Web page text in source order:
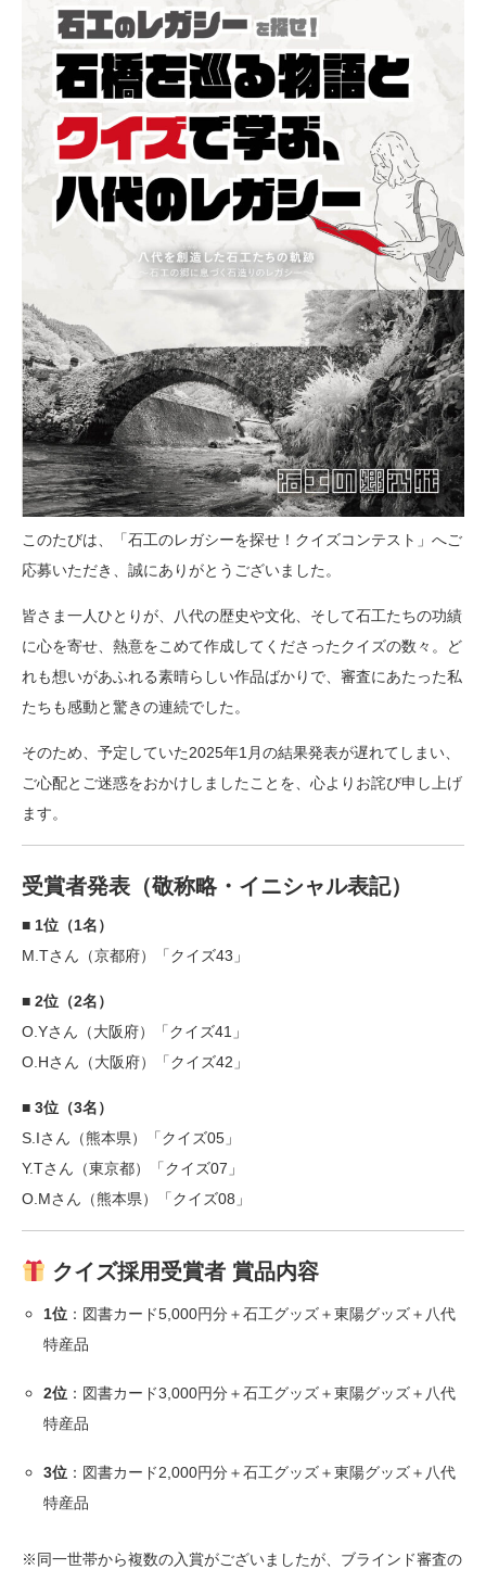
このたびは、「石工のレガシーを探せ！クイズコンテスト」へご
応募いただき、誠にありがとうございました。
皆さま一人ひとりが、八代の歴史や文化、そして石工たちの功績
に心を寄せ、熱意をこめて作成してくださったクイズの数々。ど
れも想いがあふれる素晴らしい作品ばかりで、審査にあたった私
たちも感動と驚きの連続でした。
そのため、予定していた2025年1月の結果発表が遅れてしまい、
ご心配とご迷惑をおかけしましたことを、心よりお詫び申し上げ
ます。
受賞者発表（敬称略・イニシャル表記）
■ 1位（1名）
M.Tさん（京都府）「クイズ43」
■ 2位（2名）
O.Yさん（大阪府）「クイズ41」
O.Hさん（大阪府）「クイズ42」
■ 3位（3名）
S.Iさん（熊本県）「クイズ05」
Y.Tさん（東京都）「クイズ07」
O.Mさん（熊本県）「クイズ08」
クイズ採用受賞者 賞品内容
1位：図書カード5,000円分＋石工グッズ＋東陽グッズ＋八代
特産品
2位：図書カード3,000円分＋石工グッズ＋東陽グッズ＋八代
特産品
3位：図書カード2,000円分＋石工グッズ＋東陽グッズ＋八代
特産品
※同一世帯から複数の入賞がございましたが、ブラインド審査の